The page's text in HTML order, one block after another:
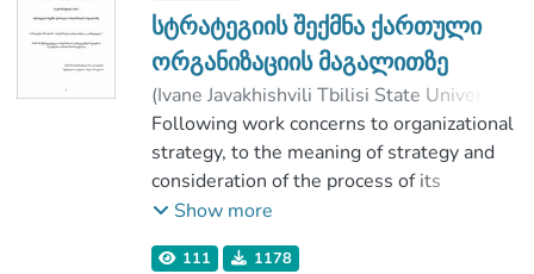
სტრატეგიის შექმნა ქართული
ორგანიზაციის მაგალითზე
(Ivane Javakhishvili Tbilisi State University
2017)ნავროზაშვილი, ნინო
;
ბელქანია, ნოდარ
;
Faculty of Social and Political Sciences
Ivane Javakhishvili Tbilisi State University
Following work concerns to organizational
strategy, to the meaning of strategy and
consideration of the process of its
formation.
without having document of strategy.
Show more
111 1178